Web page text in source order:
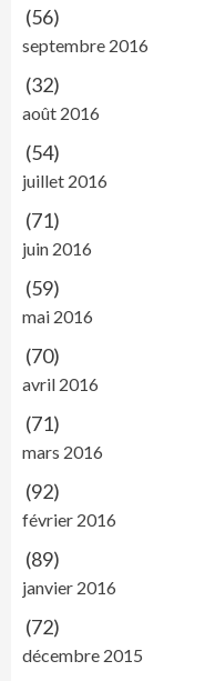
(56)
septembre 2016
(32)
août 2016
(54)
juillet 2016
(71)
juin 2016
(59)
mai 2016
(70)
avril 2016
(71)
mars 2016
(92)
février 2016
(89)
janvier 2016
(72)
décembre 2015